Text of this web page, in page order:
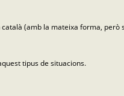
(amb la mateixa forma, però
tipus de situacions.